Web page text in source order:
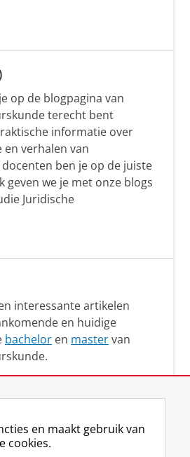
op de blogpagina van
terecht bent
informatie over
en verhalen van
ben je op de juiste
geven we je met onze blogs
Juridische
interessante artikelen
en huidige
bachelor en mastervan
en maakt gebruik van
cookies.